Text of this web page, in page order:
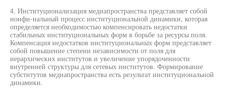
4. Институционализация медиапространства представляет собой
нонфи-нальный процесс институциональной динамики, которая
определяется необходимостью компенсировать недостатки
стабильных институциональных форм в борьбе за ресурсы поля.
Компенсация недостатков институциональных форм представляет
собой повышение степени независимости от поля для
иерархических институтов и увеличение упорядоченности
внутренней структуры для сетевых институтов. Формирование
субститутов медиапространства есть результат институциональной
динамики.